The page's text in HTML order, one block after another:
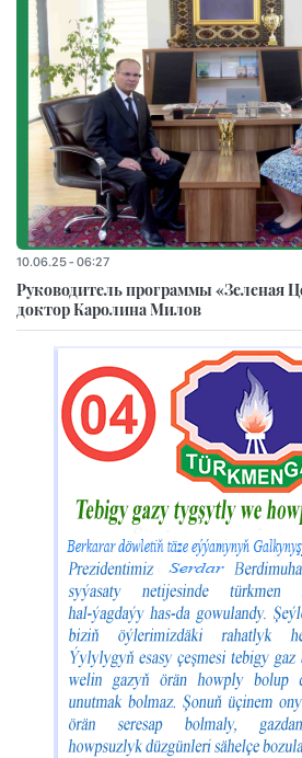
10.06.25 - 06:27
Руководитель программы «Зеленая
доктор Каролина Милов